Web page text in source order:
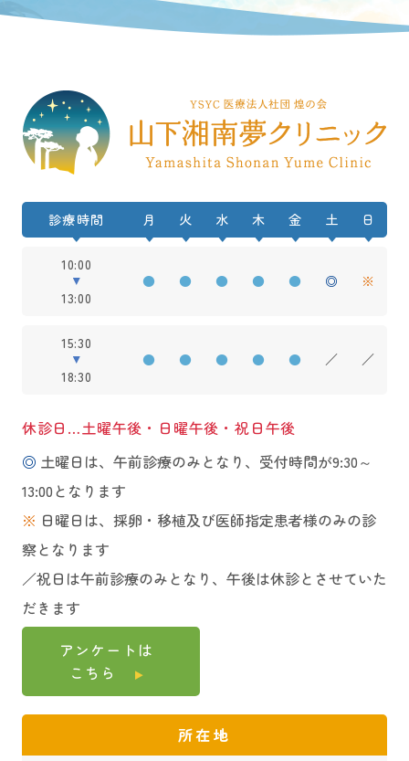
診療時間 月 火 水 木 金 土 日
10:00
13:00
● ● ● ● ● ◎ ※
15:30
18:30
● ● ● ● ● ／ ／
休診日…土曜午後・日曜午後・祝日午後
◎ 土曜日は、午前診療のみとなり、受付時間が9:30～
13:00となります
※ 日曜日は、採卵・移植及び医師指定患者様のみの診
察となります
／祝日は午前診療のみとなり、午後は休診とさせていた
だきます
アンケートは
こちら
所在地